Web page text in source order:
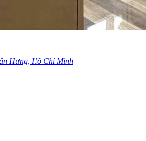
Hưng, Hồ Chí Minh